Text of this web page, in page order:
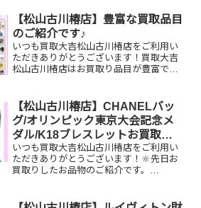
ー、時計etc.はもちろん、他店で断られ
たものや、片手でお持ちい...
【松山古川椿店】豊富な買取品目
のご紹介です♪
いつも買取大吉松山古川椿店をご利用い
ただきありがとうございます！買取大吉
松山古川椿店はお買取り品目が豊富で
たものや、片手でお持ちいただけるもの
ならお買取りできるお品が...
【松山古川椿店】CHANELバッ
グ/オリンピック東京大会記念メ
ダル/K18ブレスレットお買取り
しました
いつも買取大吉松山古川椿店をご利用い
ただきありがとうございます！🔆先日お
買取りしたお品物のご紹介です。
お家で眠っているお品物はございません